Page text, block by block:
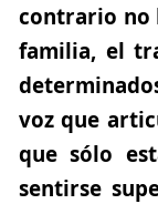
contrario no
familia, el
voz que
que sólo
sentirse